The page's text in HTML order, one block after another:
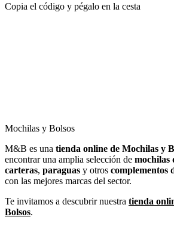
Copia el código y pégalo en la cesta
Mochilas y Bolsos
M&B es una tienda online de Mochilas y
encontrar una amplia selección de mochilas
carteras, paraguas y otros complementos
con las mejores marcas del sector.
Te invitamos a descubrir nuestra tienda
Bolsos.